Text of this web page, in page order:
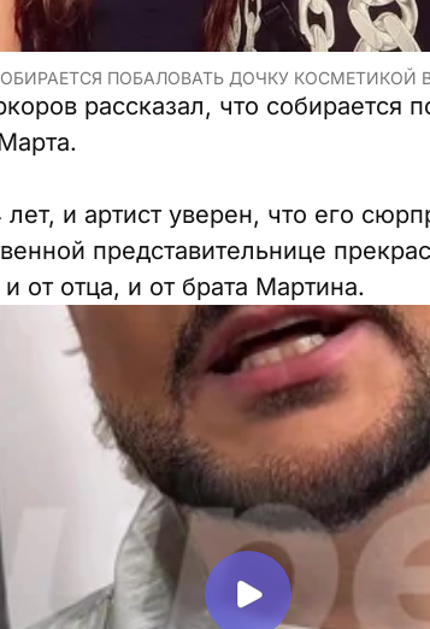
ПОБАЛОВАТЬ ДОЧКУ КОСМЕТИКОЙ
рассказал, что собирается
и артист уверен, что его
представительнице
от отца, и от брата Мартина.